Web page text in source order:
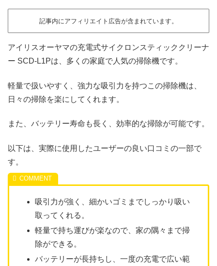
記事内にアフィリエイト広告が含まれています。
アイリスオーヤマの充電式サイクロンスティッククリーナ
ー SCD-L1Pは、多くの家庭で人気の掃除機です。
軽量で扱いやすく、強力な吸引力を持つこの掃除機は、
日々の掃除を楽にしてくれます。
また、バッテリー寿命も長く、効率的な掃除が可能です。
以下は、実際に使用したユーザーの良い口コミの一部で
す。
吸引力が強く、細かいゴミまでしっかり吸い
取ってくれる。
軽量で持ち運びが楽なので、家の隅々まで掃
除ができる。
バッテリーが長持ちし、一度の充電で広い範